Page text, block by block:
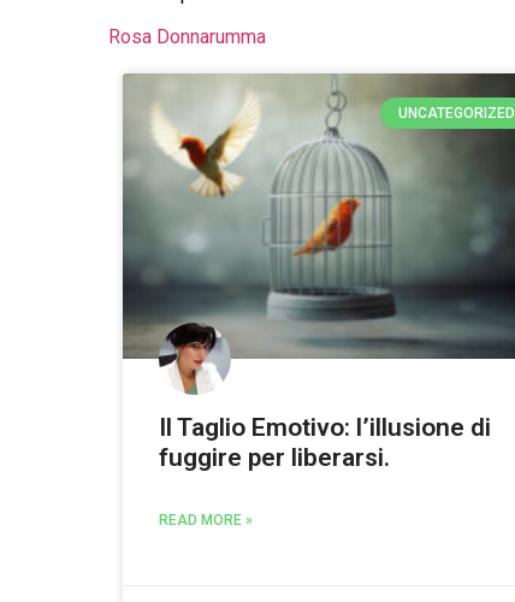
Rosa Donnarumma
UNCATEGORIZED
Il Taglio Emotivo: l’illusione di
fuggire per liberarsi.
READ MORE »